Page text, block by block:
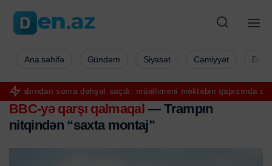
dəhşət saçdı: müəlliməni məktəbin qapısında qətlə yetirdi
Ana səhifə Gündəm Siyasət Cəmiyyət
BBC-yə qarşı qalmaqal — Trampın
nitqindən “saxta montaj”